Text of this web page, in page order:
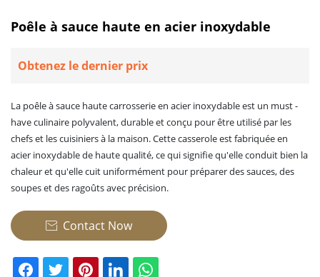
Poêle à sauce haute en acier inoxydable
Obtenez le dernier prix
La poêle à sauce haute carrosserie en acier inoxydable est un must -
have culinaire polyvalent, durable et conçu pour être utilisé par les
chefs et les cuisiniers à la maison. Cette casserole est fabriquée en
acier inoxydable de haute qualité, ce qui signifie qu'elle conduit bien la
chaleur et qu'elle cuit uniformément pour préparer des sauces, des
soupes et des ragoûts avec précision.
 Contact Now